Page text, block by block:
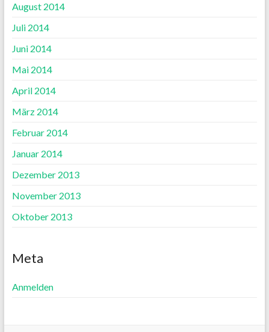
August 2014
Juli 2014
Juni 2014
Mai 2014
April 2014
März 2014
Februar 2014
Januar 2014
Dezember 2013
November 2013
Oktober 2013
Meta
Anmelden